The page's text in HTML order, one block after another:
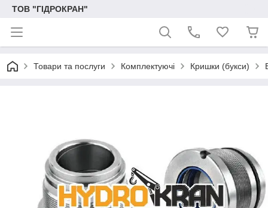
ТОВ "ГІДРОКРАН"
Товари та послуги Комплектуючі Кришки (букси)